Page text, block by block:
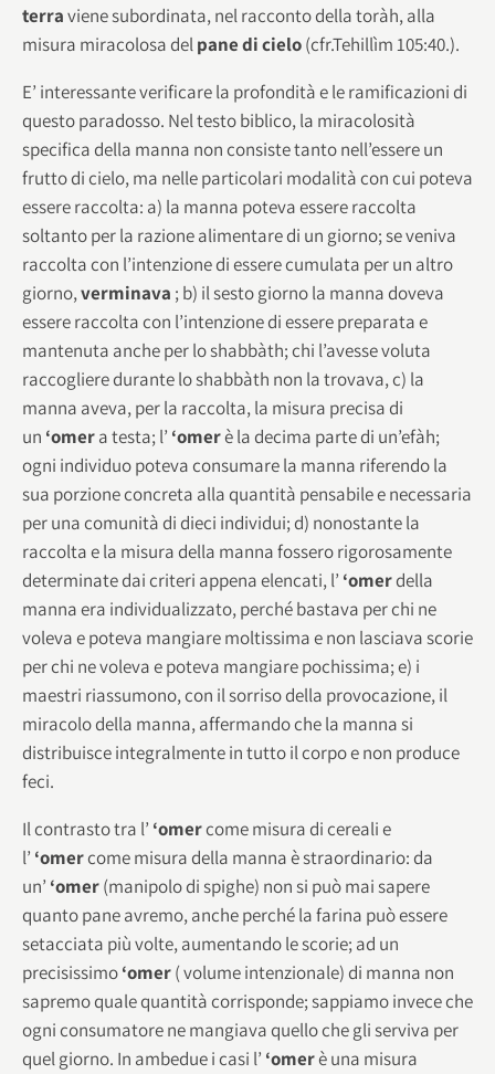
terraviene subordinata, nel racconto della toràh, alla
misura miracolosa delpane di cielo(cfr.Tehillìm 105:40.).
E’ interessante verificare la profondità e le ramificazioni di
questo paradosso. Nel testo biblico, la miracolosità
specifica della manna non consiste tanto nell’essere un
frutto di cielo, ma nelle particolari modalità con cui poteva
essere raccolta: a) la manna poteva essere raccolta
soltanto per la razione alimentare di un giorno; se veniva
raccolta con l’intenzione di essere cumulata per un altro
giorno,verminava ; b) il sesto giorno la manna doveva
essere raccolta con l’intenzione di essere preparata e
mantenuta anche per lo shabbàth; chi l’avesse voluta
raccogliere durante lo shabbàth non la trovava, c) la
manna aveva, per la raccolta, la misura precisa di
un ‘omera testa; l’ ‘omerè la decima parte di un’efàh;
ogni individuo poteva consumare la manna riferendo la
sua porzione concreta alla quantità pensabile e necessaria
per una comunità di dieci individui; d) nonostante la
raccolta e la misura della manna fossero rigorosamente
determinate dai criteri appena elencati, l’ ‘omerdella
manna era individualizzato, perché bastava per chi ne
voleva e poteva mangiare moltissima e non lasciava scorie
per chi ne voleva e poteva mangiare pochissima; e) i
maestri riassumono, con il sorriso della provocazione, il
miracolo della manna, affermando che la manna si
distribuisce integralmente in tutto il corpo e non produce
feci.
Il contrasto tra l’ ‘omercome misura di cereali e
l’ ‘omercome misura della manna è straordinario: da
un’ ‘omer(manipolo di spighe) non si può mai sapere
quanto pane avremo, anche perché la farina può essere
setacciata più volte, aumentando le scorie; ad un
precisissimo‘omer( volume intenzionale) di manna non
sapremo quale quantità corrisponde; sappiamo invece che
ogni consumatore ne mangiava quello che gli serviva per
quel giorno. In ambedue i casi l’ ‘omerè una misura